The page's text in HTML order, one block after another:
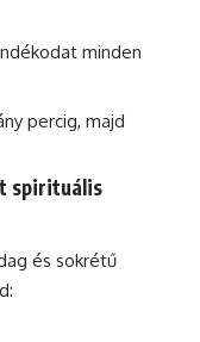
minden
percig, majd
spirituális
és sokrétű